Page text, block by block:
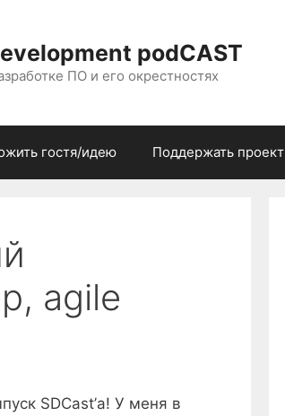
podCAST
ПО и его окрестностях
гостя/идею Поддержать проект
agile
SDCast’а! У меня в